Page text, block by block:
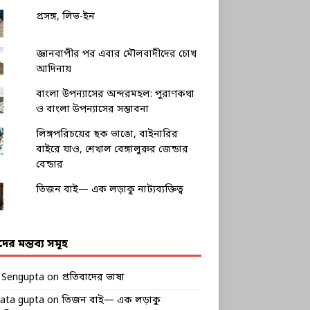
প্রসঙ্গ, লিভ-ইন
জ্ঞানবাপীর পর এবার মৌলবাদীদের চোখ
আদিনায়
বাংলা উপন্যাসের অন্দরমহল: পুরাণকথা
ও বাংলা উপন্যাসের সম্ভাবনা
লিঙ্গপরিচয়ের ছক ভাঙো, বাইনারির
বাইরে যাও, শেখাল বেঙ্গালুরুর জেন্ডার
বেন্ডার
তিজন বাই— এক লড়াকু নাট্যব্যক্তিত্ব
মন্তব্য সমূহ
on প্রতিবাদের ভাষা
gupta on তিজন বাই— এক লড়াকু